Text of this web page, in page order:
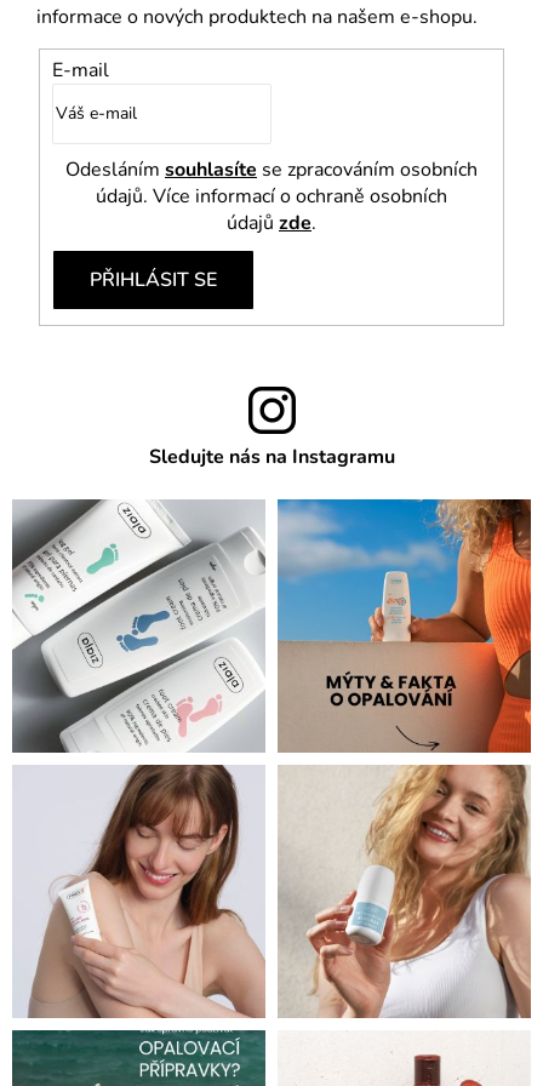
informace o nových produktech na našem e-shopu.
E-mail
Odesláním souhlasíte se zpracováním osobních
údajů. Více informací o ochraně osobních
údajů zde.
PŘIHLÁSIT SE
Sledujte nás na Instagramu